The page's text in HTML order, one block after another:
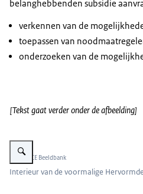
belanghebbenden subsidie
verkennen van de
toepassen van
onderzoeken van de
[Tekst gaat verder onder de afbeelding]
Vergroot afbeelding Interieur van een
Beeld: RCE Beeldbank
Interieur van de voormalige